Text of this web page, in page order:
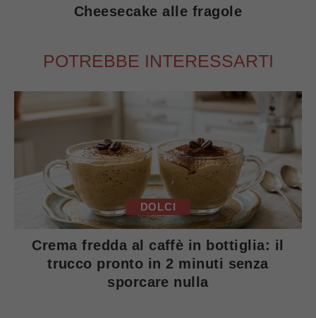
Cheesecake alle fragole
POTREBBE INTERESSARTI
DOLCI
Crema fredda al caffè in bottiglia: il
trucco pronto in 2 minuti senza
sporcare nulla